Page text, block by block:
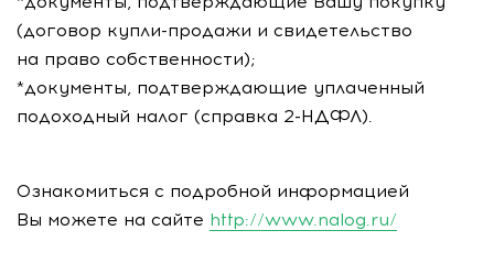
(договор купли-продажи и свидетельство
на право собственности);
*документы, подтверждающие уплаченный
подоходный налог (справка 2-НДФЛ).
Ознакомиться с подробной информацией
Вы можете на сайте http://www.nalog.ru/